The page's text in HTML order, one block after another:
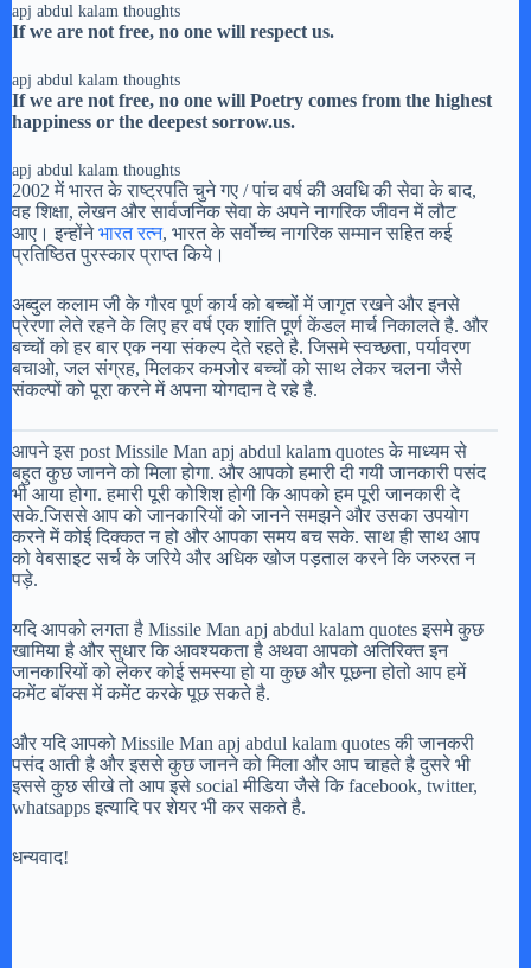
apj abdul kalam thoughts
If we are not free, no one will respect us.
apj abdul kalam thoughts
If we are not free, no one will Poetry comes from the highest
happiness or the deepest sorrow.us.
apj abdul kalam thoughts
2002 में भारत के राष्ट्रपति चुने गए / पांच वर्ष की अवधि की सेवा के बाद,
वह शिक्षा, लेखन और सार्वजनिक सेवा के अपने नागरिक जीवन में लौट
आए। इन्होंनेभारत रत्न, भारत के सर्वोच्च नागरिक सम्मान सहित कई
प्रतिष्ठित पुरस्कार प्राप्त किये।
अब्दुल कलाम जी के गौरव पूर्ण कार्य को बच्चों में जागृत रखने और इनसे
प्रेरणा लेते रहने के लिए हर वर्ष एक शांति पूर्ण केंडल मार्च निकालते है. और
बच्चों को हर बार एक नया संकल्प देते रहते है. जिसमे स्वच्छता, पर्यावरण
बचाओ, जल संग्रह, मिलकर कमजोर बच्चों को साथ लेकर चलना जैसे
संकल्पों को पूरा करने में अपना योगदान दे रहे है.
आपने इस post Missile Man apj abdul kalam quotes के माध्यम से
बहुत कुछ जानने को मिला होगा. और आपको हमारी दी गयी जानकारी पसंद
भी आया होगा. हमारी पूरी कोशिश होगी कि आपको हम पूरी जानकारी दे
सके.जिससे आप को जानकारियों को जानने समझने और उसका उपयोग
करने में कोई दिक्कत न हो और आपका समय बच सके. साथ ही साथ आप
को वेबसाइट सर्च के जरिये और अधिक खोज पड़ताल करने कि जरुरत न
पड़े.
यदि आपको लगता है Missile Man apj abdul kalam quotes इसमे कुछ
खामिया है और सुधार कि आवश्यकता है अथवा आपको अतिरिक्त इन
जानकारियों को लेकर कोई समस्या हो या कुछ और पूछना होतो आप हमें
कमेंट बॉक्स में कमेंट करके पूछ सकते है.
और यदि आपको Missile Man apj abdul kalam quotes की जानकरी
पसंद आती है और इससे कुछ जानने को मिला और आप चाहते है दुसरे भी
इससे कुछ सीखे तो आप इसे social मीडिया जैसे कि facebook, twitter,
whatsapps इत्यादि पर शेयर भी कर सकते है.
धन्यवाद!